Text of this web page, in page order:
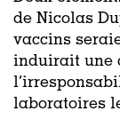
de Nicolas
vaccins
induirait une
laboratoires